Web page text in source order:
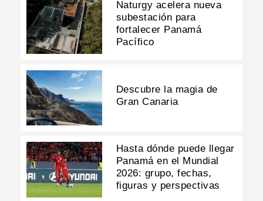
Naturgy acelera nueva
subestación para
fortalecer Panamá
Pacífico
Descubre la magia de
Gran Canaria
Hasta dónde puede llegar
Panamá en el Mundial
2026: grupo, fechas,
figuras y perspectivas